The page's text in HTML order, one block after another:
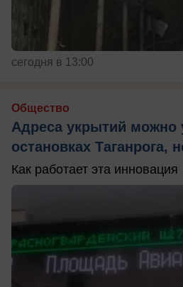
сегодня в 13:00
Общество
Адреса укрытий можно
остановках Таганрога,
Как работает эта инновация